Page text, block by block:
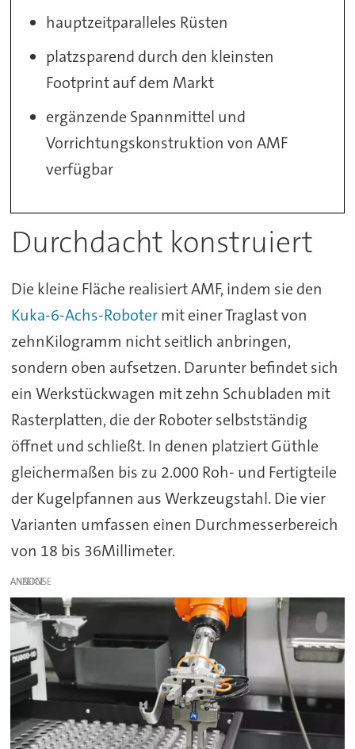
hauptzeitparalleles Rüsten
platzsparend durch den kleinsten
Footprint auf dem Markt
ergänzende Spannmittel und
Vorrichtungskonstruktion von AMF
verfügbar
Durchdacht konstruiert
Die kleine Fläche realisiert AMF, indem sie den
Kuka-6-Achs-Robotermit einer Traglast von
zehnKilogramm nicht seitlich anbringen,
sondern oben aufsetzen. Darunter befindet sich
ein Werkstückwagen mit zehn Schubladen mit
Rasterplatten, die der Roboter selbstständig
öffnet und schließt. In denen platziert Güthle
gleichermaßen bis zu 2.000 Roh- und Fertigteile
der Kugelpfannen aus Werkzeugstahl. Die vier
Varianten umfassen einen Durchmesserbereich
von 18 bis 36Millimeter.
ANZEIGE